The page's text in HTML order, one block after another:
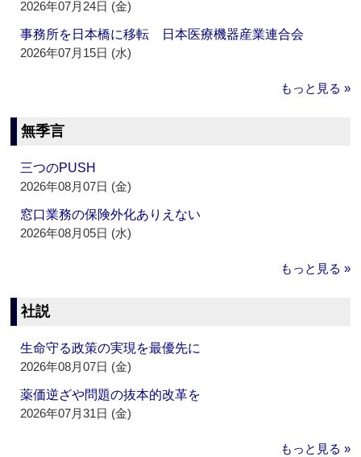
2026年07月24日 (金)
事務所を日本橋に移転 日本医療機器産業連合会
2026年07月15日 (水)
もっと見る »
無季言
三つのPUSH
2026年08月07日 (金)
窓口業務の保険外化ありえない
2026年08月05日 (水)
もっと見る »
社説
生命守る政策の実現を最優先に
2026年08月07日 (金)
薬価逆ざや問題の抜本的改革を
2026年07月31日 (金)
もっと見る »